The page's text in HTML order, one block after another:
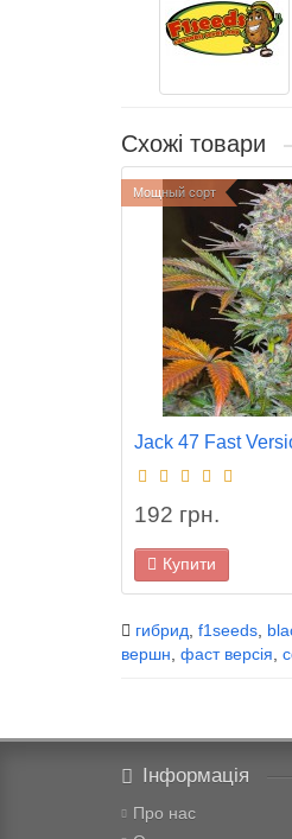
Схожі товари
Мощный сорт
Jack 47 Fast
192 грн.
Купити
гибрид, f1seeds,
вершн, фаст версія,
Інформація
Про нас